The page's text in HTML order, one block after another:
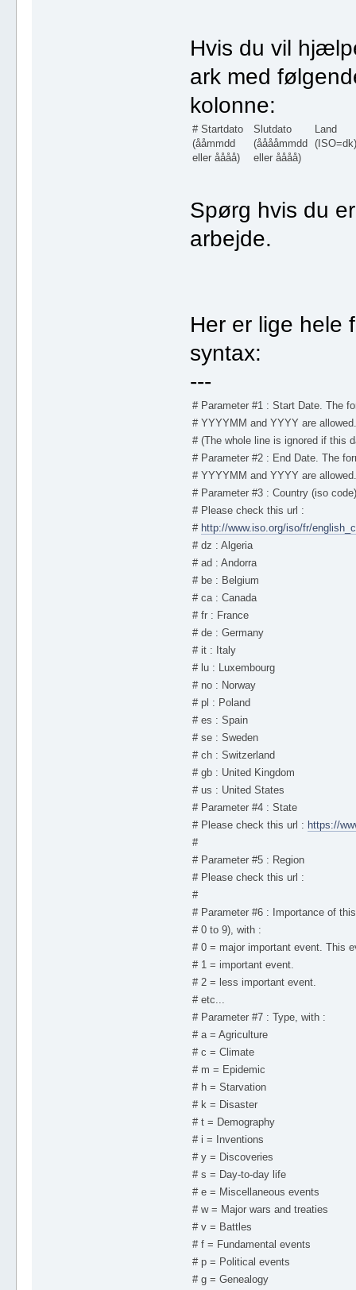
Hvis du vil
ark med
kolonne:
# Startdato
(ååmmdd
eller åååå)
Slutdato
(ååååmmdd
eller åååå)
Land
Spørg hvis du
arbejde.
Her er lige hele
syntax:
---
# Parameter #1 : Start Date. The
# YYYYMM and YYYY are
# (The whole line is ignored if this
# Parameter #2 : End Date. The
# YYYYMM and YYYY are
# Parameter #3 : Country (iso
# Please check this url :
# http://www.iso.org/iso/fr/
# dz : Algeria
# ad : Andorra
# be : Belgium
# ca : Canada
# fr : France
# de : Germany
# it : Italy
# lu : Luxembourg
# no : Norway
# pl : Poland
# es : Spain
# se : Sweden
# ch : Switzerland
# gb : United Kingdom
# us : United States
# Parameter #4 : State
# Please check this url : https://
#
# Parameter #5 : Region
# Please check this url :
#
# Parameter #6 : Importance of
# 0 to 9), with :
# 0 = major important event. This
# 1 = important event.
# 2 = less important event.
# etc...
# Parameter #7 : Type, with :
# a = Agriculture
# c = Climate
# m = Epidemic
# h = Starvation
# k = Disaster
# t = Demography
# i = Inventions
# y = Discoveries
# s = Day-to-day life
# e = Miscellaneous events
# w = Major wars and treaties
# v = Battles
# f = Fundamental events
# p = Political events
# g = Genealogy